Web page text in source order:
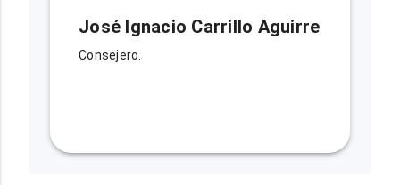
José Ignacio Carrillo Aguirre
Consejero.